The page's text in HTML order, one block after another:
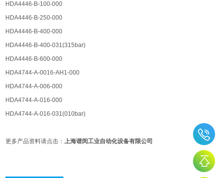
HDA4446-B-100-000
HDA4446-B-250-000
HDA4446-B-400-000
HDA4446-B-400-031(315bar)
HDA4446-B-600-000
HDA4744-A-0016-AH1-000
HDA4744-A-006-000
HDA4744-A-016-000
HDA4744-A-016-031(010bar)
更多产品资料请点击：上海谱闵工业自动化设备有限公司